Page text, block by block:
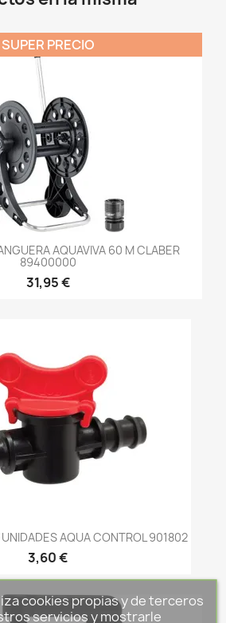
AQUAVIVA 60 M CLABER
89400000
31,95 €
SUPER PRECIO
AQUA CONTROL 901802
3,60 €
cookies propias y de terceros
servicios y mostrarle